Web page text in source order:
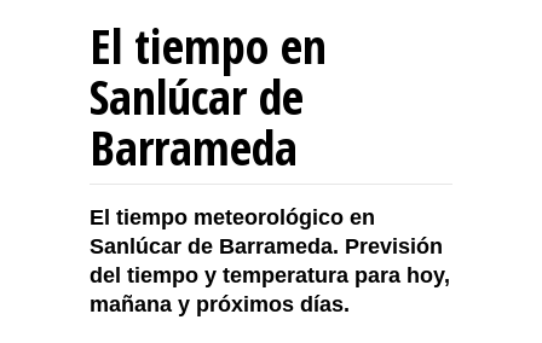
El tiempo en
Sanlúcar de
Barrameda
El tiempo meteorológico en
Sanlúcar de Barrameda. Previsión
del tiempo y temperatura para hoy,
mañana y próximos días.